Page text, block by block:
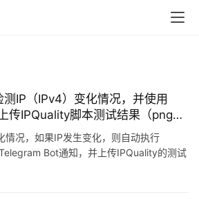
IP（IPv4）变化情况，并使用
传IPQuality脚本测试结果（png图
情况，如果IP发生变化，则自动执行
Bot通知，并上传IPQuality的测试